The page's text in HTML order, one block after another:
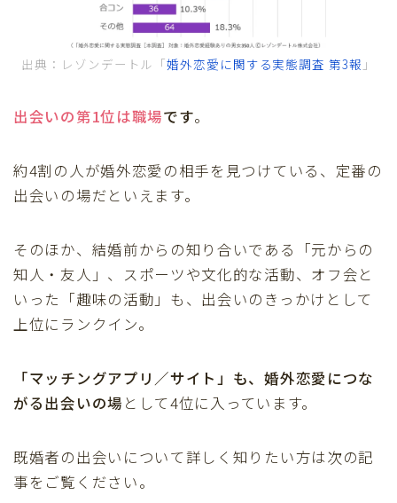
出典：レゾンデートル「婚外恋愛に関する実態調査 第3報 」
出会いの第1位は職場です。
約4割の人が婚外恋愛の相手を見つけている、定番の
出会いの場だといえます。
そのほか、結婚前からの知り合いである「元からの
知人・友人」、スポーツや文化的な活動、オフ会と
いった「趣味の活動」も、出会いのきっかけとして
上位にランクイン。
「マッチングアプリ／サイト」も、婚外恋愛につな
がる出会いの場 として4位に入っています。
既婚者の出会いについて詳しく知りたい方は次の記
事をご覧ください。